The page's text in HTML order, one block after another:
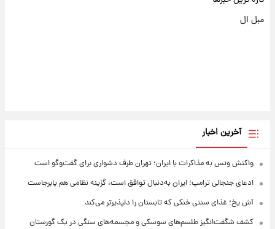
مبل ال
آخرین اخبار
واکنش ونس به مذاکرات با ایران؛ تهران طرف دشواری برای گفت‌وگو است
ادعای جنجالی ترامپ؛ ایران به‌دنبال توافق است، گزینه نظامی هم پابرجاست
آش یخ؛ غذای سنتی خنکی که تابستان را دلپذیرتر می‌کند
کشف شگفت‌انگیز طلسم‌های سوسکی و مجسمه‌های سنگی در یک گورستان